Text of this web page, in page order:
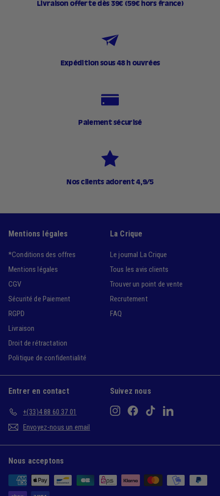
Livraison offerte dès 39€ (59€ hors france)
Expédition sous 48 h ouvrées
Paiement sécurisé
Nos clients adorent 4,9/5
Mentions légales
*Conditions des offres
Mentions légales
CGV
Sécurité de Paiement
RGPD
Livraison
Droit de rétractation
Politique de confidentialité
La Crique
Le journal La Crique
Tous les avis clients
Trouver un point de vente
Recrutement
FAQ
Entrer en contact
+(33)4 88 60 37 01
Envoyez-nous un email
Suivez nous
InstagramFacebookTikTokLinkedIn
Nous acceptons